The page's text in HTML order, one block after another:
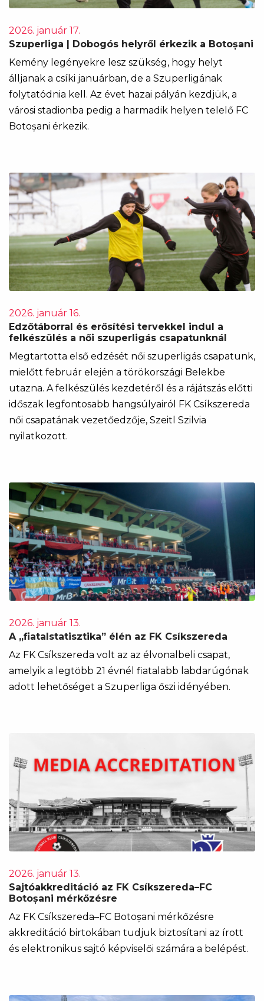
2026. január 17.
Szuperliga | Dobogós helyről érkezik a Botoșani
Kemény legényekre lesz szükség, hogy helyt
álljanak a csíki januárban, de a Szuperligának
folytatódnia kell. Az évet hazai pályán kezdjük, a
városi stadionba pedig a harmadik helyen telelő FC
Botoșani érkezik.
2026. január 16.
Edzőtáborral és erősítési tervekkel indul a
felkészülés a női szuperligás csapatunknál
Megtartotta első edzését női szuperligás csapatunk,
mielőtt február elején a törökországi Belekbe
utazna. A felkészülés kezdetéről és a rájátszás előtti
időszak legfontosabb hangsúlyairól FK Csíkszereda
női csapatának vezetőedzője, Szeitl Szilvia
nyilatkozott.
2026. január 13.
A „fiatalstatisztika” élén az FK Csíkszereda
Az FK Csíkszereda volt az az élvonalbeli csapat,
amelyik a legtöbb 21 évnél fiatalabb labdarúgónak
adott lehetőséget a Szuperliga őszi idényében.
2026. január 13.
Sajtóakkreditáció az FK Csíkszereda–FC
Botoșani mérkőzésre
Az FK Csíkszereda–FC Botoșani mérkőzésre
akkreditáció birtokában tudjuk biztosítani az írott
és elektronikus sajtó képviselői számára a belépést.